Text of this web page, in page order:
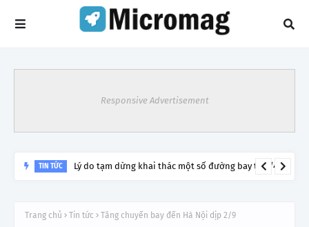
Responsive Advertisement
TIN TỨC Lý do tạm dừng khai thác một số đường bay từ 1/4
Trang chủ Tin tức Tăng chuyến bay đến Hà Nội dịp 2/9